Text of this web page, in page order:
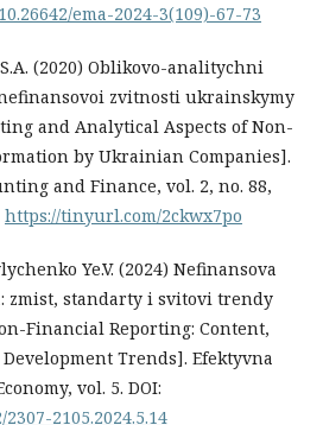
ema-2024-3(109)-67-73
(2020) Oblikovo-analitychni
zvitnosti ukrainskymy
and Analytical Aspects of Non-
by Ukrainian Companies].
and Finance, vol. 2, no. 88,
https://tinyurl.com/2ckwx7po
Ye.V. (2024) Nefinansova
zmist, standarty i svitovi trendy
Financial Reporting: Content,
Trends]. Efektyvna
vol. 5. DOI:
2105.2024.5.14